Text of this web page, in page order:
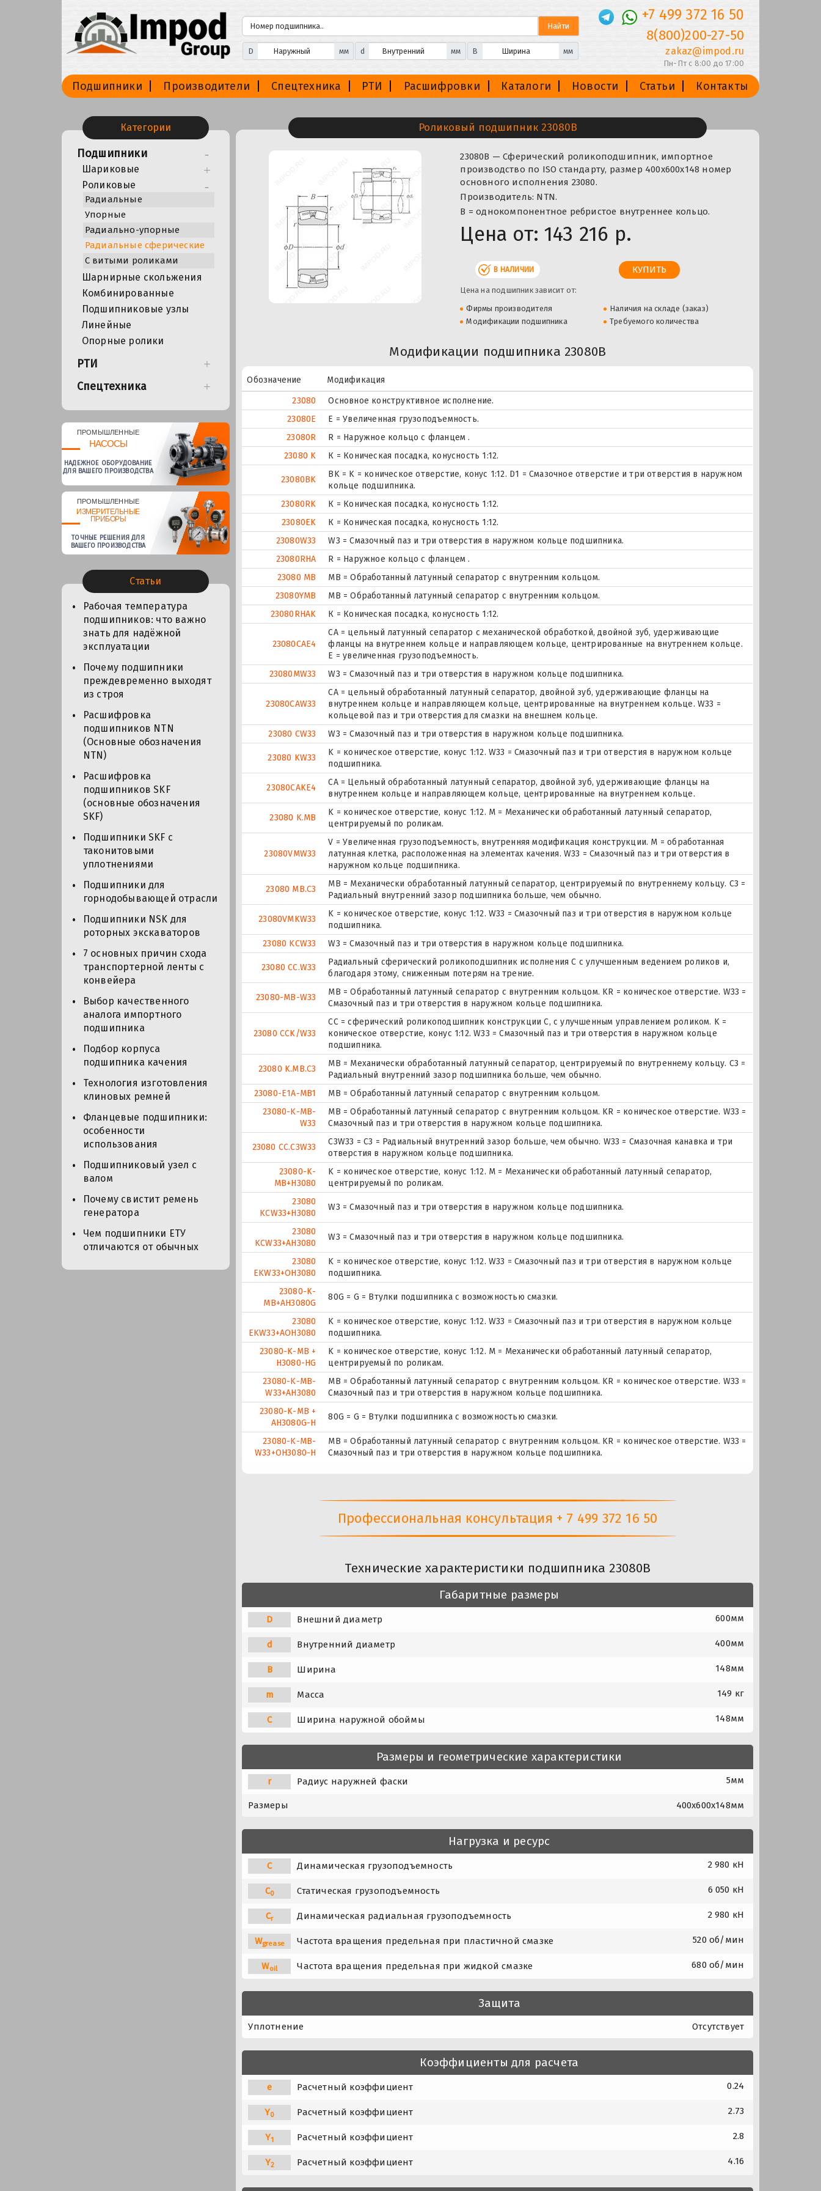
D мм d мм B мм
+7 499 372 16 50
8(800)200-27-50
zakaz@impod.ru
Пн-Пт с 8:00 до 17:00
Подшипники Производители Спецтехника РТИ Расшифровки Каталоги Новости Статьи Контакты
Категории
Подшипники
Шариковые
Роликовые
Радиальные
Упорные
Радиально-упорные
Радиальные сферические
С витыми роликами
Шарнирные скольжения
Комбинированные
Подшипниковые узлы
Линейные
Опорные ролики
РТИ
Спецтехника
ПРОМЫШЛЕННЫЕ
НАСОСЫ
НАДЕЖНОЕ ОБОРУДОВАНИЕ
ДЛЯ ВАШЕГО ПРОИЗВОДСТВА
ПРОМЫШЛЕННЫЕ
ИЗМЕРИТЕЛЬНЫЕ
ПРИБОРЫ
ТОЧНЫЕ РЕШЕНИЯ ДЛЯ
ВАШЕГО ПРОИЗВОДСТВА
Статьи
Рабочая температура
подшипников: что важно
знать для надёжной
эксплуатации
Почему подшипники
преждевременно выходят
из строя
Расшифровка
подшипников NTN
(Основные обозначения
NTN)
Расшифровка
подшипников SKF
(основные обозначения
SKF)
Подшипники SKF с
таконитовыми
уплотнениями
Подшипники для
горнодобывающей отрасли
Подшипники NSK для
роторных экскаваторов
7 основных причин схода
транспортерной ленты с
конвейера
Выбор качественного
аналога импортного
подшипника
Подбор корпуса
подшипника качения
Технология изготовления
клиновых ремней
Фланцевые подшипники:
особенности
использования
Подшипниковый узел с
валом
Почему свистит ремень
генератора
Чем подшипники ЕТУ
отличаются от обычных
Роликовый подшипник 23080B
23080B — Сферический роликоподшипник, импортное
производство по ISO стандарту, размер 400x600x148 номер
основного исполнения 23080.
Производитель: NTN.
B = однокомпонентное ребристое внутреннее кольцо.
Цена от: 143 216 р.
В НАЛИЧИИ
Цена на подшипник зависит от:
Фирмы производителя
Наличия на складе (заказ)
Модификации подшипника
Требуемого количества
Модификации подшипника 23080B
Обозначение
Модификация
23080
Основное конструктивное исполнение.
23080E
Е = Увеличенная грузоподъемность.
23080R
R = Наружное кольцо с фланцем .
23080 K
К = Коническая посадка, конусность 1:12.
23080BK
BK = K = коническое отверстие, конус 1:12. D1 = Смазочное отверстие и три отверстия в наружном
кольце подшипника.
23080RK
К = Коническая посадка, конусность 1:12.
23080EK
К = Коническая посадка, конусность 1:12.
23080W33
W3 = Смазочный паз и три отверстия в наружном кольце подшипника.
23080RHA
R = Наружное кольцо с фланцем .
23080 MB
MB = Обработанный латунный сепаратор с внутренним кольцом.
23080YMB
MB = Обработанный латунный сепаратор с внутренним кольцом.
23080RHAK
К = Коническая посадка, конусность 1:12.
23080CAE4
CA = цельный латунный сепаратор с механической обработкой, двойной зуб, удерживающие
фланцы на внутреннем кольце и направляющем кольце, центрированные на внутреннем кольце.
Е = увеличенная грузоподъемность.
23080MW33
W3 = Смазочный паз и три отверстия в наружном кольце подшипника.
23080CAW33
CA = цельный обработанный латунный сепаратор, двойной зуб, удерживающие фланцы на
внутреннем кольце и направляющем кольце, центрированные на внутреннем кольце. W33 =
кольцевой паз и три отверстия для смазки на внешнем кольце.
23080 CW33
W3 = Смазочный паз и три отверстия в наружном кольце подшипника.
23080 KW33
K = коническое отверстие, конус 1:12. W33 = Смазочный паз и три отверстия в наружном кольце
подшипника.
23080CAKE4
CA = Цельный обработанный латунный сепаратор, двойной зуб, удерживающие фланцы на
внутреннем кольце и направляющем кольце, центрированные на внутреннем кольце.
23080 K.MB
K = коническое отверстие, конус 1:12. М = Механически обработанный латунный сепаратор,
центрируемый по роликам.
23080VMW33
V = Увеличенная грузоподъемность, внутренняя модификация конструкции. M = обработанная
латунная клетка, расположенная на элементах качения. W33 = Смазочный паз и три отверстия в
наружном кольце подшипника.
23080 MB.C3
MB = Механически обработанный латунный сепаратор, центрируемый по внутреннему кольцу. C3 =
Радиальный внутренний зазор подшипника больше, чем обычно.
23080VMKW33
K = коническое отверстие, конус 1:12. W33 = Смазочный паз и три отверстия в наружном кольце
подшипника.
23080 KCW33
W3 = Смазочный паз и три отверстия в наружном кольце подшипника.
23080 CC.W33
Радиальный сферический роликоподшипник исполнения С с улучшенным ведением роликов и,
благодаря этому, сниженным потерям на трение.
23080-MB-W33
MB = Обработанный латунный сепаратор с внутренним кольцом. KR = коническое отверстие. W33 =
Смазочный паз и три отверстия в наружном кольце подшипника.
23080 CCK/W33
CC = сферический роликоподшипник конструкции C, с улучшенным управлением роликом. K =
коническое отверстие, конус 1:12. W33 = Смазочный паз и три отверстия в наружном кольце
подшипника.
23080 K.MB.C3
MB = Механически обработанный латунный сепаратор, центрируемый по внутреннему кольцу. C3 =
Радиальный внутренний зазор подшипника больше, чем обычно.
23080-E1A-MB1
MB = Обработанный латунный сепаратор с внутренним кольцом.
23080-K-MB-
W33
MB = Обработанный латунный сепаратор с внутренним кольцом. KR = коническое отверстие. W33 =
Смазочный паз и три отверстия в наружном кольце подшипника.
23080 CC.C3W33
C3W33 = C3 = Радиальный внутренний зазор больше, чем обычно. W33 = Смазочная канавка и три
отверстия в наружном кольце подшипника.
23080-K-
MB+H3080
K = коническое отверстие, конус 1:12. М = Механически обработанный латунный сепаратор,
центрируемый по роликам.
23080
KCW33+H3080
W3 = Смазочный паз и три отверстия в наружном кольце подшипника.
23080
KCW33+AH3080
W3 = Смазочный паз и три отверстия в наружном кольце подшипника.
23080
EKW33+OH3080
K = коническое отверстие, конус 1:12. W33 = Смазочный паз и три отверстия в наружном кольце
подшипника.
23080-K-
MB+AH3080G
80G = G = Втулки подшипника с возможностью смазки.
23080
EKW33+AOH3080
K = коническое отверстие, конус 1:12. W33 = Смазочный паз и три отверстия в наружном кольце
подшипника.
23080-K-MB +
H3080-HG
K = коническое отверстие, конус 1:12. М = Механически обработанный латунный сепаратор,
центрируемый по роликам.
23080-K-MB-
W33+AH3080
MB = Обработанный латунный сепаратор с внутренним кольцом. KR = коническое отверстие. W33 =
Смазочный паз и три отверстия в наружном кольце подшипника.
23080-K-MB +
AH3080G-H
80G = G = Втулки подшипника с возможностью смазки.
23080-K-MB-
W33+OH3080-H
MB = Обработанный латунный сепаратор с внутренним кольцом. KR = коническое отверстие. W33 =
Смазочный паз и три отверстия в наружном кольце подшипника.
Профессиональная консультация + 7 499 372 16 50
Технические характеристики подшипника 23080B
Габаритные размеры
D Внешний диаметр 600мм
d Внутренний диаметр 400мм
B Ширина 148мм
m Масса 149 кг
C Ширина наружной обоймы 148мм
Размеры и геометрические характеристики
r Радиус наружней фаски 5мм
Размеры 400x600x148мм
Нагрузка и ресурс
C Динамическая грузоподъемность 2 980 кН
C0 Статическая грузоподъемность 6 050 кН
Cr Динамическая радиальная грузоподъемность 2 980 кН
Wgrease Частота вращения предельная при пластичной смазке 520 об/мин
Woil Частота вращения предельная при жидкой смазке 680 об/мин
Защита
Уплотнение Отсутствует
Коэффициенты для расчета
e Расчетный коэффициент 0.24
Y0 Расчетный коэффициент 2.73
Y1 Расчетный коэффициент 2.8
Y2 Расчетный коэффициент 4.16